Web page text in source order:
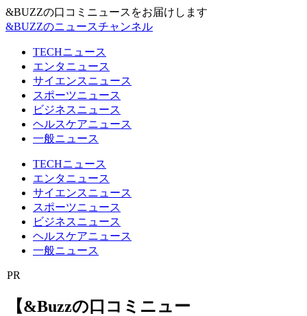
&BUZZの口コミニュースをお届けします
&BUZZのニュースチャンネル
TECHニュース
エンタニュース
サイエンスニュース
スポーツニュース
ビジネスニュース
ヘルスケアニュース
一般ニュース
TECHニュース
エンタニュース
サイエンスニュース
スポーツニュース
ビジネスニュース
ヘルスケアニュース
一般ニュース
PR
【&Buzzの口コミニュー